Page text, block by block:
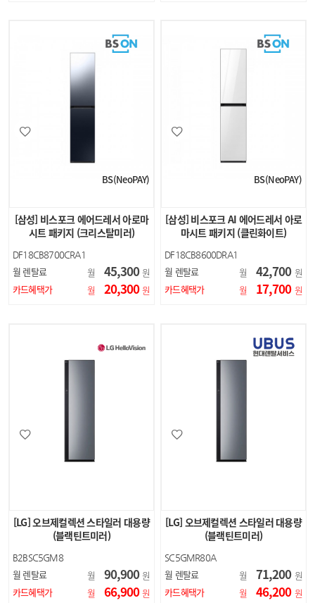
BS(NeoPAY)
[삼성] 비스포크 에어드레서 아로마
시트 패키지 (크리스탈미러)
DF18CB8700CRA1
월 렌탈료 월 45,300 원
카드혜택가
월 20,300 원
BS(NeoPAY)
[삼성] 비스포크 AI 에어드레서 아로
마시트 패키지 (클린화이트)
DF18CB8600DRA1
월 렌탈료 월 42,700 원
카드혜택가
월 17,700 원
[LG] 오브제컬렉션 스타일러 대용량
(블랙틴트미러)
B2BSC5GM8
월 렌탈료 월 90,900 원
카드혜택가
월 66,900 원
[LG] 오브제컬렉션 스타일러 대용량
(블랙틴트미러)
SC5GMR80A
월 렌탈료 월 71,200 원
카드혜택가
월 46,200 원